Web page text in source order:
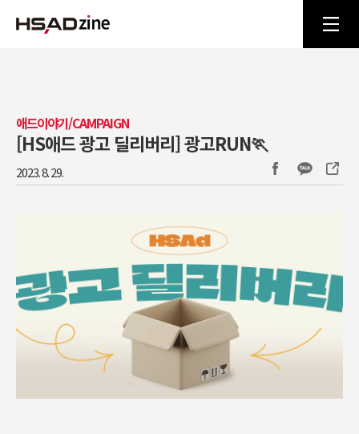
애드이야기/CAMPAIGN
[HS애드 광고 딜리버리] 광고RUN🏃
2023. 8. 29.